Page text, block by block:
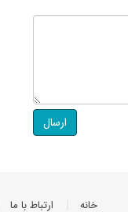
ارسال
خانه ارتباط با ما